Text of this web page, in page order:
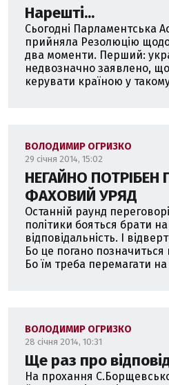
Нарешті...
Сьогодні Парламентська
прийняла Резолюцію
два моменти. Перший:
недвозначно заявлено,
керувати країною у
ВОЛОДИМИР ОГРИЗКО
29 січня 2014, 15:02
НЕГАЙНО ПОТРІБЕН
ФАХОВИЙ УРЯД
Останній раунд
політики бояться брати
відповідальність. І
Бо це погано позначиться
Бо їм треба перемагати
ВОЛОДИМИР ОГРИЗКО
28 січня 2014, 10:31
Ще раз про
На прохання